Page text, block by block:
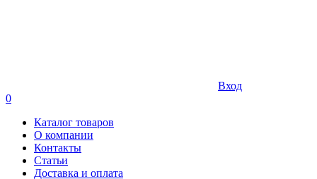
Вход
0
Каталог товаров
О компании
Контакты
Статьи
Доставка и оплата